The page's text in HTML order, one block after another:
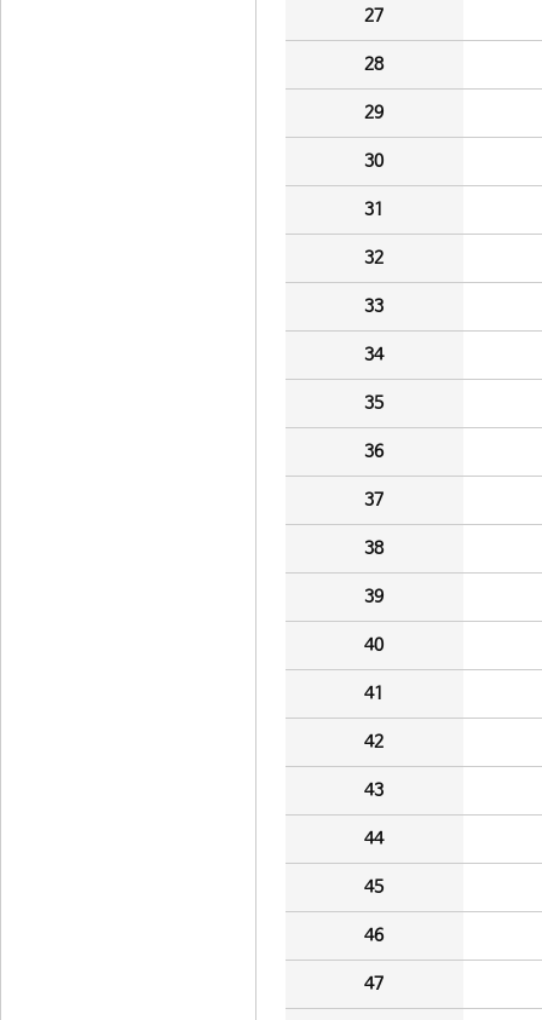
27
28
29
30
31
32
33
34
35
36
37
38
39
40
41
42
43
44
45
46
47